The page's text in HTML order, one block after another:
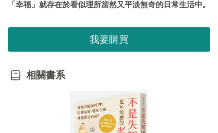
「幸福」就存在於看似理所當然又平淡無奇的日常生活中。
我要購買
相關書系